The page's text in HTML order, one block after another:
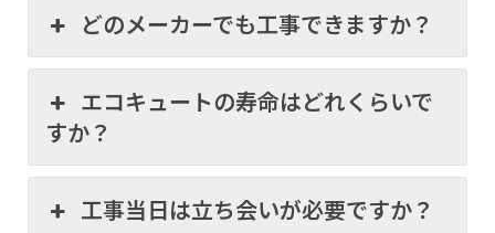
どのメーカーでも工事できますか？
エコキュートの寿命はどれくらいで
すか？
工事当日は立ち会いが必要ですか？